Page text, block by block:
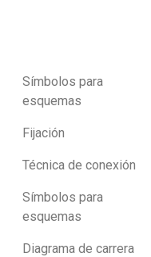
Símbolos para
esquemas
Fijación
Técnica de conexión
Símbolos para
esquemas
Diagrama de carrera